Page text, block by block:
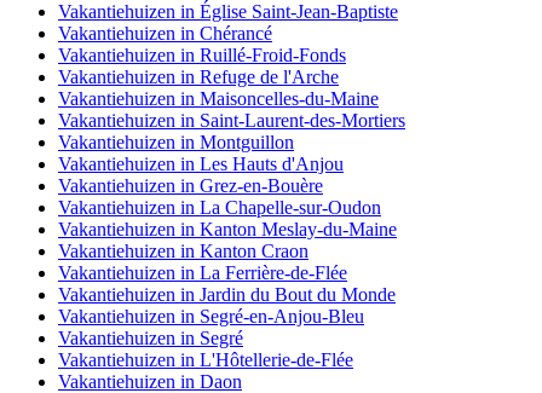
Vakantiehuizen in Église Saint-Jean-Baptiste
Vakantiehuizen in Chérancé
Vakantiehuizen in Ruillé-Froid-Fonds
Vakantiehuizen in Refuge de l'Arche
Vakantiehuizen in Maisoncelles-du-Maine
Vakantiehuizen in Saint-Laurent-des-Mortiers
Vakantiehuizen in Montguillon
Vakantiehuizen in Les Hauts d'Anjou
Vakantiehuizen in Grez-en-Bouère
Vakantiehuizen in La Chapelle-sur-Oudon
Vakantiehuizen in Kanton Meslay-du-Maine
Vakantiehuizen in Kanton Craon
Vakantiehuizen in La Ferrière-de-Flée
Vakantiehuizen in Jardin du Bout du Monde
Vakantiehuizen in Segré-en-Anjou-Bleu
Vakantiehuizen in Segré
Vakantiehuizen in L'Hôtellerie-de-Flée
Vakantiehuizen in Daon